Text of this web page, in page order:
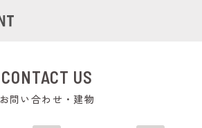
CONTACT US
お問い合わせ・建物